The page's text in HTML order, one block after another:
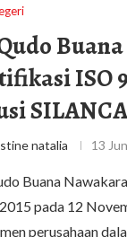
ISO
natalia 13
Buana
pada 12
perusahaan